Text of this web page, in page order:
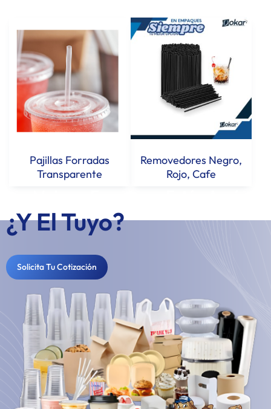
Pajillas Forradas
Transparente
Removedores Negro,
Rojo, Cafe
¿Y El Tuyo?
Solicita Tu Cotización